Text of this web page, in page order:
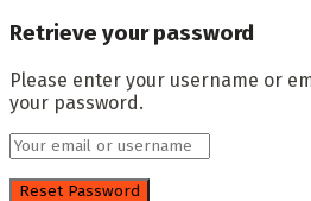
Retrieve your password
Please enter your username or
your password.